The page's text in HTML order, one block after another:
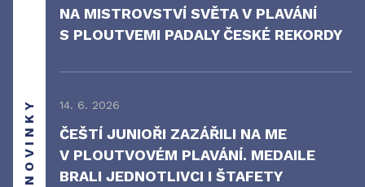
NOVINKY
NA MISTROVSTVÍ SVĚTA V PLAVÁNÍ
S PLOUTVEMI PADALY ČESKÉ REKORDY
14. 6. 2026
ČEŠTÍ JUNIOŘI ZAZÁŘILI NA ME
V PLOUTVOVÉM PLAVÁNÍ. MEDAILE
BRALI JEDNOTLIVCI I ŠTAFETY